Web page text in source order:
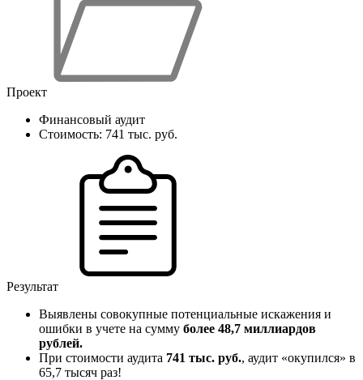
Проект
Финансовый аудит
Стоимость: 741 тыс. руб.
Результат
Выявлены совокупные потенциальные искажения и
ошибки в учете на сумму более 48,7 миллиардов
рублей.
При стоимости аудита 741 тыс. руб., аудит «окупился» в
65,7 тысяч раз!